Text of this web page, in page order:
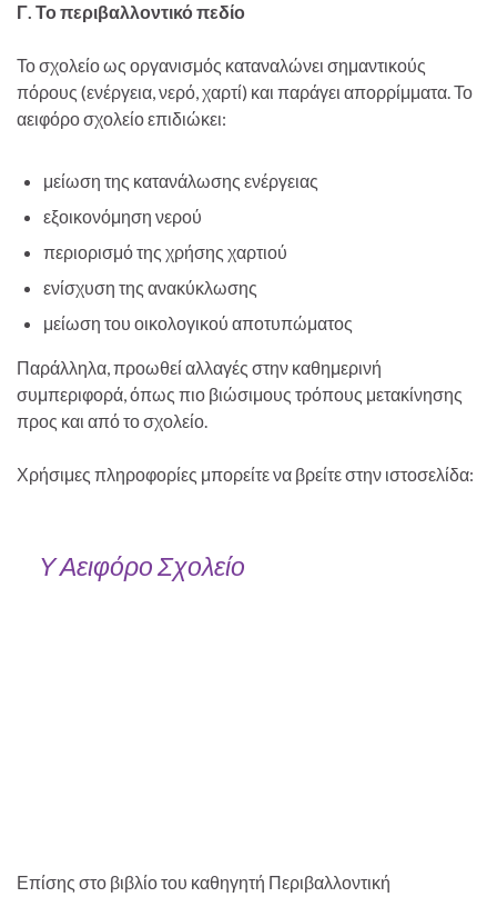
Γ. Το περιβαλλοντικό πεδίο
Το σχολείο ως οργανισμός καταναλώνει σημαντικούς
πόρους (ενέργεια, νερό, χαρτί) και παράγει απορρίμματα. Το
αειφόρο σχολείο επιδιώκει:
μείωση της κατανάλωσης ενέργειας
εξοικονόμηση νερού
περιορισμό της χρήσης χαρτιού
ενίσχυση της ανακύκλωσης
μείωση του οικολογικού αποτυπώματος
Παράλληλα, προωθεί αλλαγές στην καθημερινή
συμπεριφορά, όπως πιο βιώσιμους τρόπους μετακίνησης
προς και από το σχολείο.
Χρήσιμες πληροφορίες μπορείτε να βρείτε στην ιστοσελίδα:
Υ Αειφόρο Σχολείο
Επίσης στο βιβλίο του καθηγητή Περιβαλλοντική